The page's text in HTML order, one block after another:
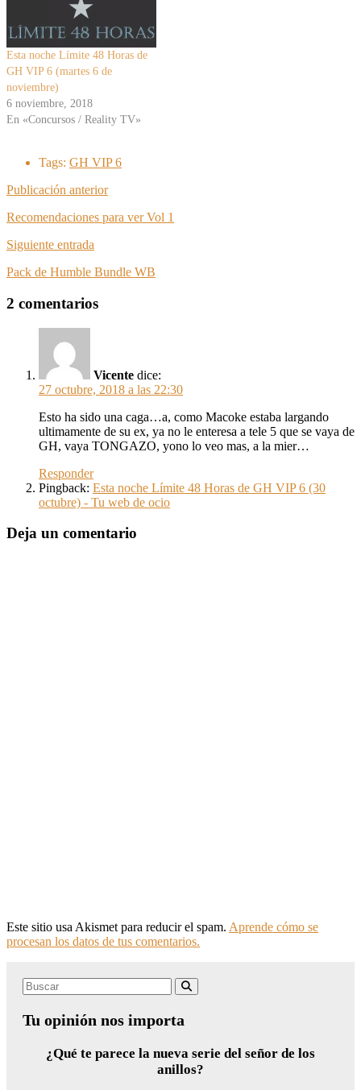
Esta noche Límite 48 Horas de
GH VIP 6 (martes 6 de
noviembre)
6 noviembre, 2018
En «Concursos / Reality TV»
Tags: GH VIP 6
Publicación anterior
Recomendaciones para ver Vol 1
Siguiente entrada
Pack de Humble Bundle WB
2 comentarios
Vicente dice:
27 octubre, 2018 a las 22:30
Esto ha sido una caga…a, como Macoke estaba largando
ultimamente de su ex, ya no le enteresa a tele 5 que se vaya de
GH, vaya TONGAZO, yono lo veo mas, a la mier…
Responder
Pingback: Esta noche Límite 48 Horas de GH VIP 6 (30
octubre) - Tu web de ocio
Deja un comentario
Este sitio usa Akismet para reducir el spam. Aprende cómo se
procesan los datos de tus comentarios.
Search
Tu opinión nos importa
¿Qué te parece la nueva serie del señor de los
anillos?